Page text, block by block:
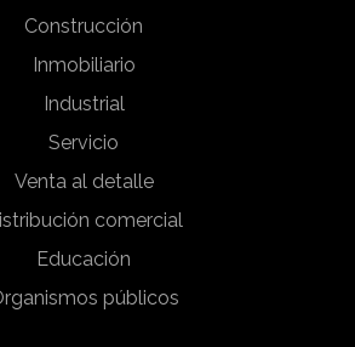
Construcción
Inmobiliario
Industrial
Servicio
Venta al detalle
comercial
Educación
públicos